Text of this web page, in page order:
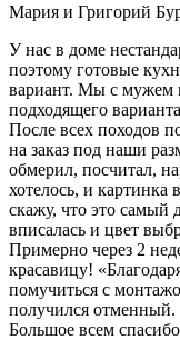
Мария и Григорий
У нас в доме
поэтому готовые
вариант. Мы с мужем
подходящего
После всех походов
на заказ под наши
обмерил, посчитал,
хотелось, и картинка
скажу, что это самый
вписалась и цвет
Примерно через 2
красавицу!
помучиться с
получился отменный.
Большое всем